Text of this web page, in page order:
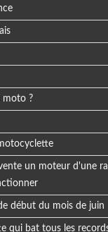
moto ?
un moteur d'une
début du mois de juin
qui bat tous les